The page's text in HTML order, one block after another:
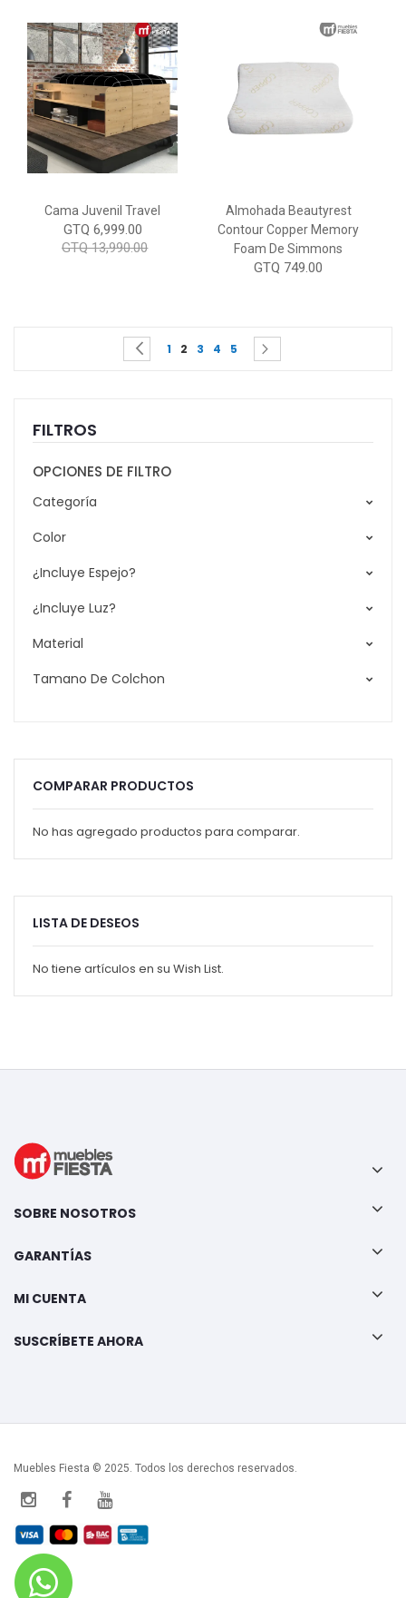
Cama Juvenil Travel
GTQ 6,999.00
GTQ 13,990.00
Almohada Beautyrest
Contour Copper Memory
Foam De Simmons
GTQ 749.00
Page Page
Previous
Page
1
You're currently reading page
2 Page
3 Page
4 Page
5 Page
FILTROS
OPCIONES DE FILTRO
Categoría
Color
¿Incluye Espejo?
¿Incluye Luz?
Material
Tamano De Colchon
COMPARAR PRODUCTOS
No has agregado productos para comparar.
LISTA DE DESEOS
No tiene artículos en su Wish List.
SOBRE NOSOTROS
GARANTÍAS
MI CUENTA
SUSCRÍBETE AHORA
Muebles Fiesta © 2025. Todos los derechos reservados.